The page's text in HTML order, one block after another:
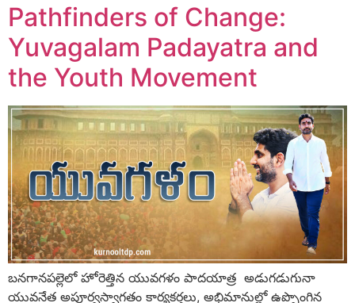
Pathfinders of Change:
Yuvagalam Padayatra and
the Youth Movement
బనగానపల్లెలో హోరెత్తిన యువగళం పాదయాత్ర అడుగడుగునా
యువనేత అపూర్వస్వాగతం కార్యకర్తలు, అభిమానుల్లో ఉప్పొంగిన